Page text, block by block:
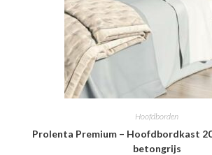
Hoofdborden
Prolenta Premium – Hoofdbordkast
betongrijs